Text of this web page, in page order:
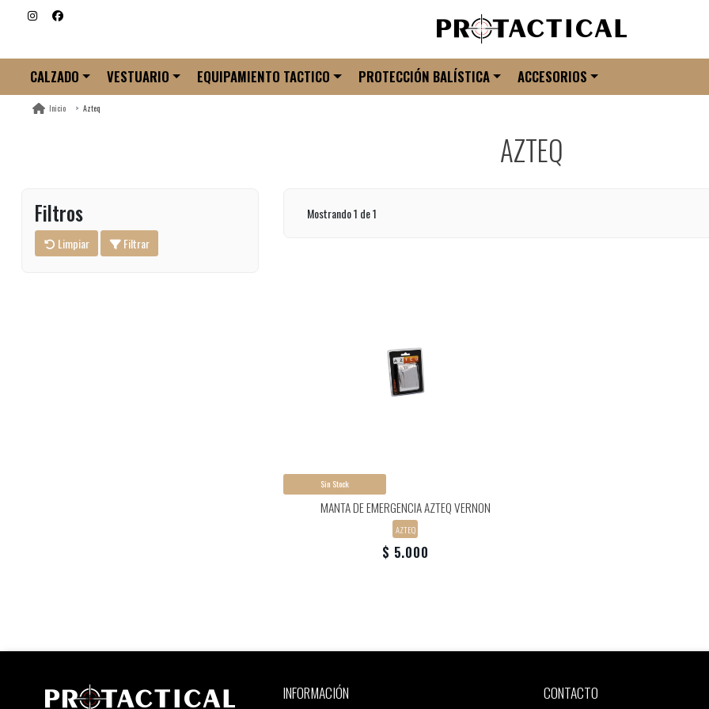
CALZADO VESTUARIO EQUIPAMIENTO TACTICO PROTECCIÓN BALÍSTICA ACCESORIOS
Inicio Azteq
AZTEQ
Filtros
Limpiar Filtrar
Mostrando 1 de 1
Sin Stock
MANTA DE EMERGENCIA AZTEQ VERNON
AZTEQ
$ 5.000
INFORMACIÓN CONTACTO